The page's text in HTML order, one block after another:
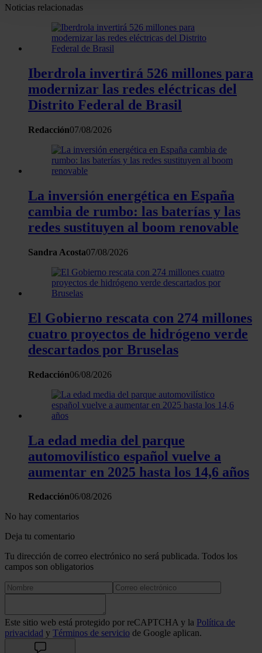
personales y establezca sus preferencias en la
. Puede cambiar o retirar su consentimiento en
momento en la Declaración de cookies.
Las cookies de este sitio web se usan para personalizar el
contenido y los anuncios, ofrecer funciones de redes
analizar el tráfico. Además, compartimos información sobre
uso que haga del sitio web con nuestros partners de redes
sociales, publicidad y análisis web, quienes pueden
recopilado a partir del uso que haya hecho de sus servicios.
Noticias relacionadas
Iberdrola invertirá 526 millones para
modernizar las redes eléctricas del
Distrito Federal de Brasil
Redacción07/08/2026
La inversión energética en España
cambia de rumbo: las baterías y las
redes sustituyen al boom renovable
Sandra Acosta07/08/2026
El Gobierno rescata con 274 millones
cuatro proyectos de hidrógeno verde
descartados por Bruselas
Redacción06/08/2026
La edad media del parque
automovilístico español vuelve a
aumentar en 2025 hasta los 14,6 años
Redacción06/08/2026
No hay comentarios
Deja tu comentario
Tu dirección de correo electrónico no será publicada. Todos los
campos son obligatorios
Este sitio web está protegido por reCAPTCHA y la Política de
privacidad y Términos de servicio de Google aplican.